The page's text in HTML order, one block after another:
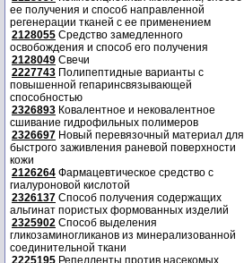
ее получения и способ направленной
регенерации тканей с ее применением
2128055 Средство замедленного
освобождения и способ его получения
2128049 Свечи
2227743 Полипептидные варианты с
повышенной гепаринсвязывающей
способностью
2326893 Ковалентное и нековалентное
сшивание гидрофильных полимеров
2326697 Новый перевязочный материал для
быстрого заживления раневой поверхности
кожи
2126264 Фармацевтическое средство с
гиалуроновой кислотой
2326137 Способ получения содержащих
альгинат пористых формованных изделий
2325902 Способ выделения
гликозаминогликанов из минерализованной
соединительной ткани
2225195 Репелленты против насекомых